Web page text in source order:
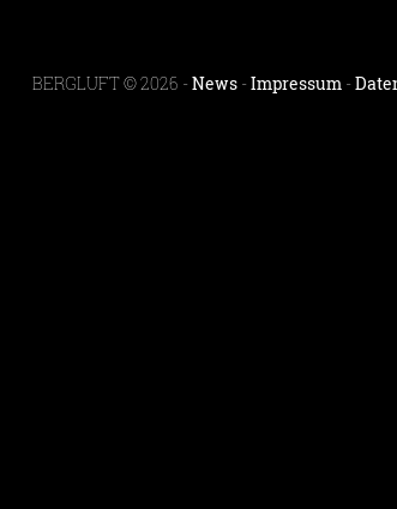
BERGLUFT © 2026 -News -Impressum -